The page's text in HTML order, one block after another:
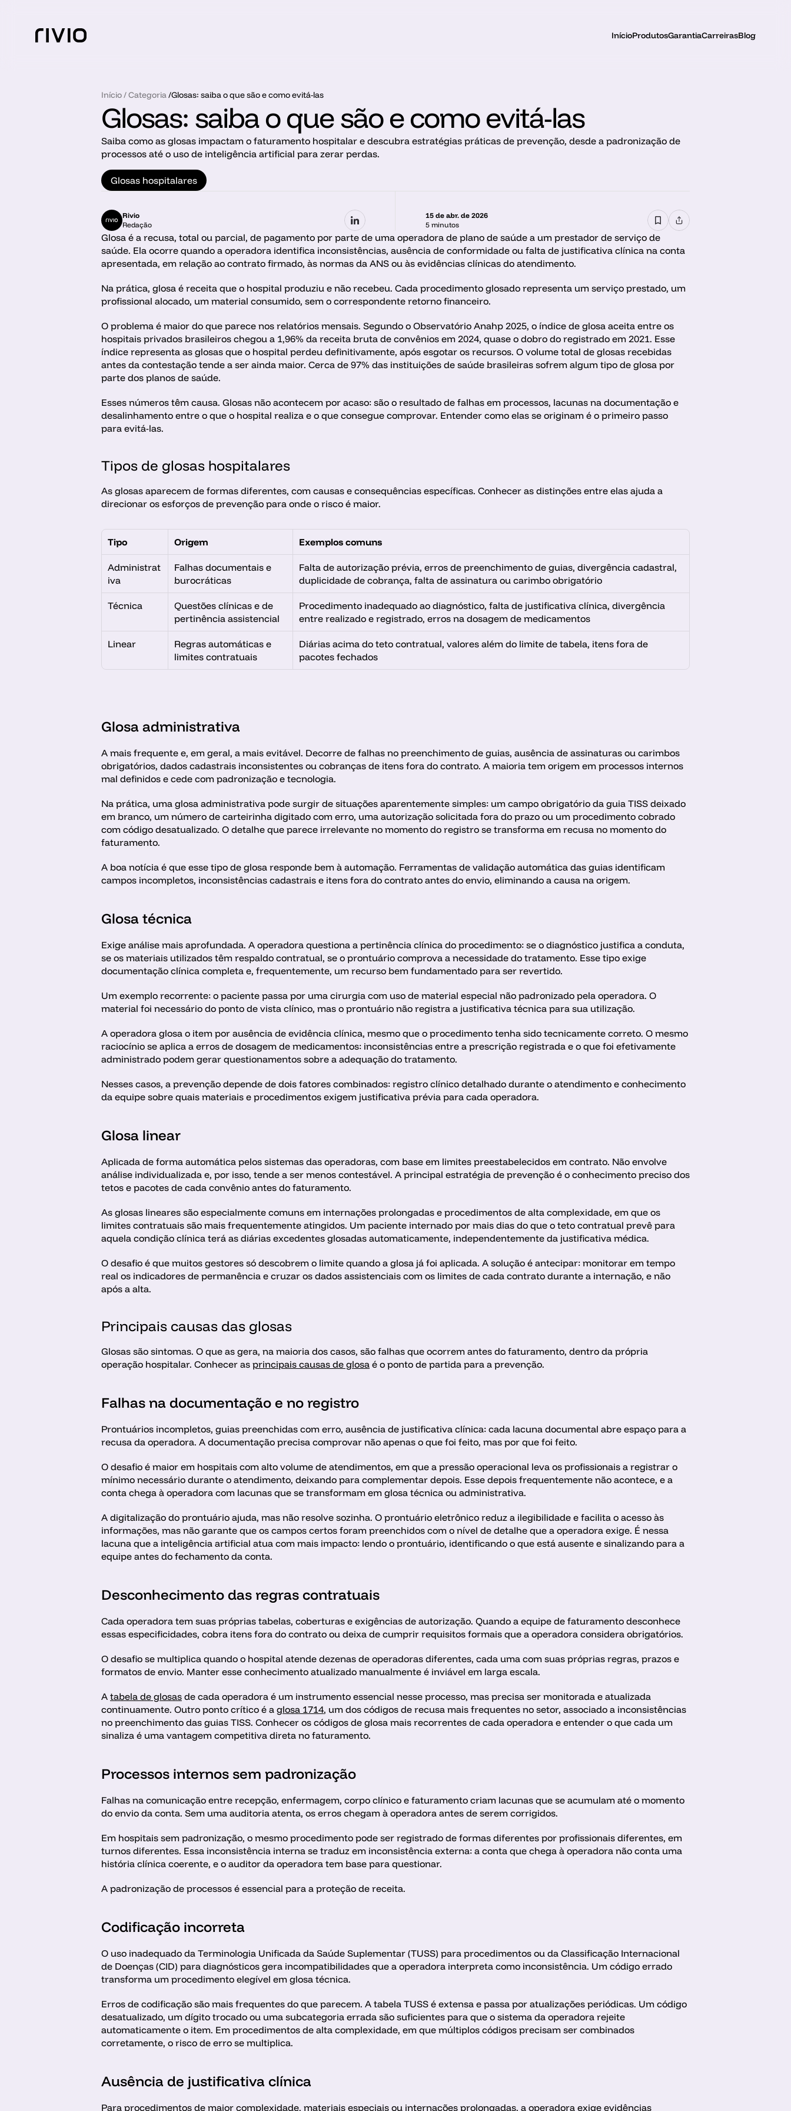
InícioProdutosGarantiaCarreirasBlog
Início / Categoria /Glosas: saiba o que são e como evitá-las
Glosas: saiba o que são e como evitá-las
Saiba como as glosas impactam o faturamento hospitalar e descubra estratégias práticas de prevenção, desde a padronização de
processos até o uso de inteligência artificial para zerar perdas.
Glosas hospitalares
Rivio
Redação
15 de abr. de 2026
5 minutos
Glosa é a recusa, total ou parcial, de pagamento por parte de uma operadora de plano de saúde a um prestador de serviço de
saúde. Ela ocorre quando a operadora identifica inconsistências, ausência de conformidade ou falta de justificativa clínica na conta
apresentada, em relação ao contrato firmado, às normas da ANS ou às evidências clínicas do atendimento.
Na prática, glosa é receita que o hospital produziu e não recebeu. Cada procedimento glosado representa um serviço prestado, um
profissional alocado, um material consumido, sem o correspondente retorno financeiro.
O problema é maior do que parece nos relatórios mensais. Segundo o Observatório Anahp 2025, o índice de glosa aceita entre os
hospitais privados brasileiros chegou a 1,96% da receita bruta de convênios em 2024, quase o dobro do registrado em 2021. Esse
índice representa as glosas que o hospital perdeu definitivamente, após esgotar os recursos. O volume total de glosas recebidas
antes da contestação tende a ser ainda maior. Cerca de 97% das instituições de saúde brasileiras sofrem algum tipo de glosa por
parte dos planos de saúde.
Esses números têm causa. Glosas não acontecem por acaso: são o resultado de falhas em processos, lacunas na documentação e
desalinhamento entre o que o hospital realiza e o que consegue comprovar. Entender como elas se originam é o primeiro passo
para evitá-las.
Tipos de glosas hospitalares
As glosas aparecem de formas diferentes, com causas e consequências específicas. Conhecer as distinções entre elas ajuda a
direcionar os esforços de prevenção para onde o risco é maior.
Tipo Origem Exemplos comuns
Administrat
iva
Falhas documentais e
burocráticas
Falta de autorização prévia, erros de preenchimento de guias, divergência cadastral,
duplicidade de cobrança, falta de assinatura ou carimbo obrigatório
Técnica
Questões clínicas e de
pertinência assistencial
Procedimento inadequado ao diagnóstico, falta de justificativa clínica, divergência
entre realizado e registrado, erros na dosagem de medicamentos
Linear
Regras automáticas e
limites contratuais
Diárias acima do teto contratual, valores além do limite de tabela, itens fora de
pacotes fechados
Glosa administrativa
A mais frequente e, em geral, a mais evitável. Decorre de falhas no preenchimento de guias, ausência de assinaturas ou carimbos
obrigatórios, dados cadastrais inconsistentes ou cobranças de itens fora do contrato. A maioria tem origem em processos internos
mal definidos e cede com padronização e tecnologia.
Na prática, uma glosa administrativa pode surgir de situações aparentemente simples: um campo obrigatório da guia TISS deixado
em branco, um número de carteirinha digitado com erro, uma autorização solicitada fora do prazo ou um procedimento cobrado
com código desatualizado. O detalhe que parece irrelevante no momento do registro se transforma em recusa no momento do
faturamento.
A boa notícia é que esse tipo de glosa responde bem à automação. Ferramentas de validação automática das guias identificam
campos incompletos, inconsistências cadastrais e itens fora do contrato antes do envio, eliminando a causa na origem.
Glosa técnica
Exige análise mais aprofundada. A operadora questiona a pertinência clínica do procedimento: se o diagnóstico justifica a conduta,
se os materiais utilizados têm respaldo contratual, se o prontuário comprova a necessidade do tratamento. Esse tipo exige
documentação clínica completa e, frequentemente, um recurso bem fundamentado para ser revertido.
Um exemplo recorrente: o paciente passa por uma cirurgia com uso de material especial não padronizado pela operadora. O
material foi necessário do ponto de vista clínico, mas o prontuário não registra a justificativa técnica para sua utilização.
A operadora glosa o item por ausência de evidência clínica, mesmo que o procedimento tenha sido tecnicamente correto. O mesmo
raciocínio se aplica a erros de dosagem de medicamentos: inconsistências entre a prescrição registrada e o que foi efetivamente
administrado podem gerar questionamentos sobre a adequação do tratamento.
Nesses casos, a prevenção depende de dois fatores combinados: registro clínico detalhado durante o atendimento e conhecimento
da equipe sobre quais materiais e procedimentos exigem justificativa prévia para cada operadora.
Glosa linear
Aplicada de forma automática pelos sistemas das operadoras, com base em limites preestabelecidos em contrato. Não envolve
análise individualizada e, por isso, tende a ser menos contestável. A principal estratégia de prevenção é o conhecimento preciso dos
tetos e pacotes de cada convênio antes do faturamento.
As glosas lineares são especialmente comuns em internações prolongadas e procedimentos de alta complexidade, em que os
limites contratuais são mais frequentemente atingidos. Um paciente internado por mais dias do que o teto contratual prevê para
aquela condição clínica terá as diárias excedentes glosadas automaticamente, independentemente da justificativa médica.
O desafio é que muitos gestores só descobrem o limite quando a glosa já foi aplicada. A solução é antecipar: monitorar em tempo
real os indicadores de permanência e cruzar os dados assistenciais com os limites de cada contrato durante a internação, e não
após a alta.
Principais causas das glosas
Glosas são sintomas. O que as gera, na maioria dos casos, são falhas que ocorrem antes do faturamento, dentro da própria
operação hospitalar. Conhecer as principais causas de glosa é o ponto de partida para a prevenção.
Falhas na documentação e no registro
Prontuários incompletos, guias preenchidas com erro, ausência de justificativa clínica: cada lacuna documental abre espaço para a
recusa da operadora. A documentação precisa comprovar não apenas o que foi feito, mas por que foi feito.
O desafio é maior em hospitais com alto volume de atendimentos, em que a pressão operacional leva os profissionais a registrar o
mínimo necessário durante o atendimento, deixando para complementar depois. Esse depois frequentemente não acontece, e a
conta chega à operadora com lacunas que se transformam em glosa técnica ou administrativa.
A digitalização do prontuário ajuda, mas não resolve sozinha. O prontuário eletrônico reduz a ilegibilidade e facilita o acesso às
informações, mas não garante que os campos certos foram preenchidos com o nível de detalhe que a operadora exige. É nessa
lacuna que a inteligência artificial atua com mais impacto: lendo o prontuário, identificando o que está ausente e sinalizando para a
equipe antes do fechamento da conta.
Desconhecimento das regras contratuais
Cada operadora tem suas próprias tabelas, coberturas e exigências de autorização. Quando a equipe de faturamento desconhece
essas especificidades, cobra itens fora do contrato ou deixa de cumprir requisitos formais que a operadora considera obrigatórios.
O desafio se multiplica quando o hospital atende dezenas de operadoras diferentes, cada uma com suas próprias regras, prazos e
formatos de envio. Manter esse conhecimento atualizado manualmente é inviável em larga escala.
A tabela de glosas de cada operadora é um instrumento essencial nesse processo, mas precisa ser monitorada e atualizada
continuamente. Outro ponto crítico é a glosa 1714, um dos códigos de recusa mais frequentes no setor, associado a inconsistências
no preenchimento das guias TISS. Conhecer os códigos de glosa mais recorrentes de cada operadora e entender o que cada um
sinaliza é uma vantagem competitiva direta no faturamento.
Processos internos sem padronização
Falhas na comunicação entre recepção, enfermagem, corpo clínico e faturamento criam lacunas que se acumulam até o momento
do envio da conta. Sem uma auditoria atenta, os erros chegam à operadora antes de serem corrigidos.
Em hospitais sem padronização, o mesmo procedimento pode ser registrado de formas diferentes por profissionais diferentes, em
turnos diferentes. Essa inconsistência interna se traduz em inconsistência externa: a conta que chega à operadora não conta uma
história clínica coerente, e o auditor da operadora tem base para questionar.
A padronização de processos é essencial para a proteção de receita.
Codificação incorreta
O uso inadequado da Terminologia Unificada da Saúde Suplementar (TUSS) para procedimentos ou da Classificação Internacional
de Doenças (CID) para diagnósticos gera incompatibilidades que a operadora interpreta como inconsistência. Um código errado
transforma um procedimento elegível em glosa técnica.
Erros de codificação são mais frequentes do que parecem. A tabela TUSS é extensa e passa por atualizações periódicas. Um código
desatualizado, um dígito trocado ou uma subcategoria errada são suficientes para que o sistema da operadora rejeite
automaticamente o item. Em procedimentos de alta complexidade, em que múltiplos códigos precisam ser combinados
corretamente, o risco de erro se multiplica.
Ausência de justificativa clínica
Para procedimentos de maior complexidade, materiais especiais ou internações prolongadas, a operadora exige evidências